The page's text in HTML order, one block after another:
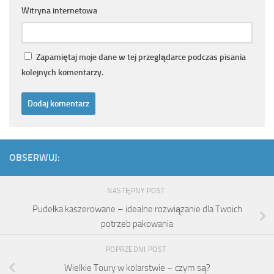
Witryna internetowa
Zapamiętaj moje dane w tej przeglądarce podczas pisania
kolejnych komentarzy.
OBSERWUJ:
NASTĘPNY POST
Pudełka kaszerowane – idealne rozwiązanie dla Twoich
potrzeb pakowania
POPRZEDNI POST
Wielkie Toury w kolarstwie – czym są?